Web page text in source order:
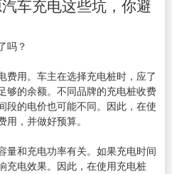
车充电这些坑，你避
吗？
费用。车主在选择充电桩时，应了
够的余额。不同品牌的充电桩收费
段的电价也可能不同。因此，在使
，并做好预算。
量和充电功率有关。如果充电时间
充电效果。因此，在使用充电桩